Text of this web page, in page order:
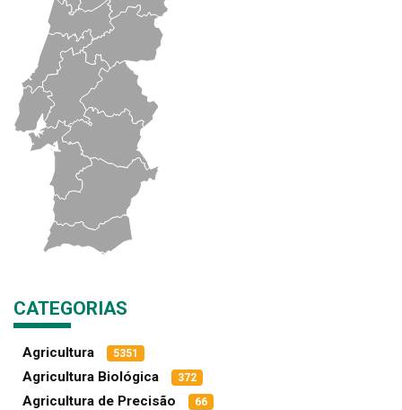
CATEGORIAS
Agricultura 5351
Agricultura Biológica 372
Agricultura de Precisão 66